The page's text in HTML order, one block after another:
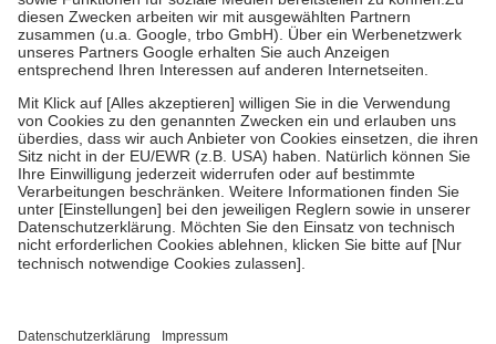
Zuzahlung zehn Prozent der Kosten sowie zehn Euro je
Verordnung.
Um das Engagement der Versicherten für ihre eigene Gesundheit zu
stärken und die besondere Stellung der Familie zu unterstützen,
fallenkeine Zuzahlungenan bei:
• Kindern und Jugendlichen bis zum vollendeten 18. Lebensjahr
mit Ausnahme der Fahrkosten
• Untersuchungen zur Vorsorge und Früherkennung, die von der
GKV getragen werden
• empfohlenen Schutzimpfungen
• Harn- und Blutteststreifen
getroffen, um sicherzustellen, dass es sich um echte Bewertungen